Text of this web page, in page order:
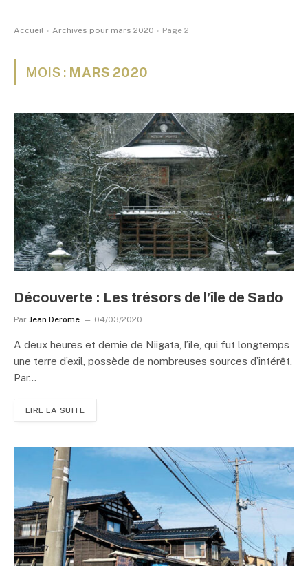
Accueil » Archives pour mars 2020 » Page 2
MOIS : MARS 2020
Découverte : Les trésors de l’île de Sado
Par Jean Derome 04/03/2020
A deux heures et demie de Niigata, l’île, qui fut longtemps
une terre d’exil, possède de nombreuses sources d’intérêt.
Par…
LIRE LA SUITE